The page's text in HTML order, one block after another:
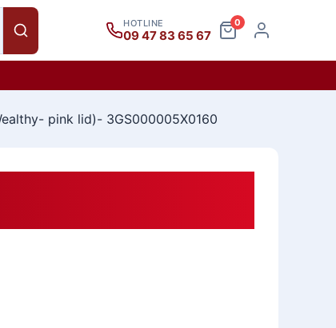
HOTLINE
09 47 83 65 67
0
pink lid)- 3GS000005X0160